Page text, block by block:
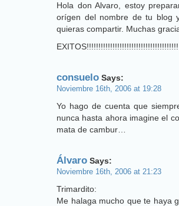
Hola don Alvaro, estoy
orígen del nombre de tu blog
quieras compartir. Muchas
consuelo Says:
Noviembre 16th, 2006 at 19:28
Yo hago de cuenta que
nunca hasta ahora imagine el
mata de cambur…
Álvaro Says:
Noviembre 16th, 2006 at 21:23
Trimardito:
Me halaga mucho que te haya